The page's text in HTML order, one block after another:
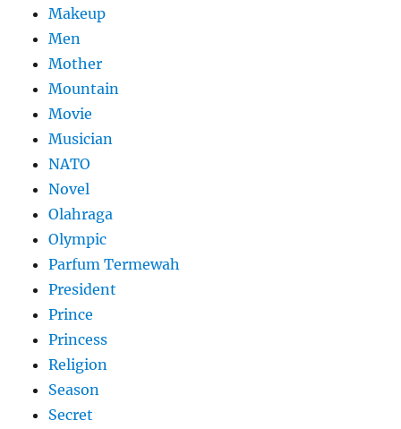
Makeup
Men
Mother
Mountain
Movie
Musician
NATO
Novel
Olahraga
Olympic
Parfum Termewah
President
Prince
Princess
Religion
Season
Secret